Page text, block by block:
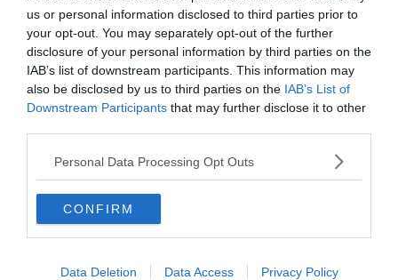
us or personal information disclosed to third parties prior to
your opt-out. You may separately opt-out of the further
disclosure of your personal information by third parties on the
IAB’s list of downstream participants. This information may
also be disclosed by us to third parties on the IAB’s List of
Downstream Participants that may further disclose it to other
Personal Data Processing Opt Outs
CONFIRM
Data Deletion Data Access Privacy Policy
Mi a híres, francia tarte
tatin?